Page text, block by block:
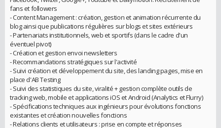
fans et followers
- Content Management : création, gestion et animation récurrente du
blog ainsi que publications régulières sur blogs et sites extérieurs
- Partenariats institutionnels, web et sportifs (dans le cadre d'un
éventuel pivot)
- Création et gestion envoi newsletters
- Recommandations stratégiques sur l'activité
- Suivi création et développement du site, des landing pages, mise en
place d'AB Testing
- Suivi des statistiques du site, viralité + gestion complète outils de
tracking web, mobile et applications iOS et Android (Analytics et Flurry)
- Spécifications techniques aux ingénieurs pour évolutions fonctions
existantes et création nouvelles fonctions
- Relations clients et utilisateurs : prise en compte et réponses